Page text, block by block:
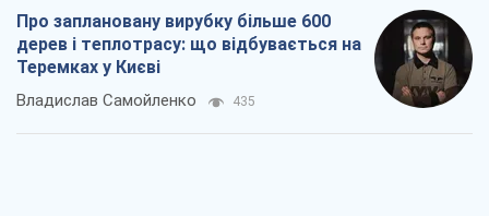
Про заплановану вирубку більше 600
дерев і теплотрасу: що відбувається на
Теремках у Києві
Владислав Самойленко 435